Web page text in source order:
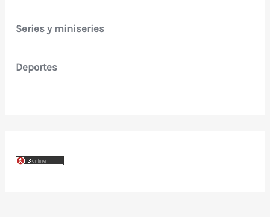
Series y miniseries
Deportes